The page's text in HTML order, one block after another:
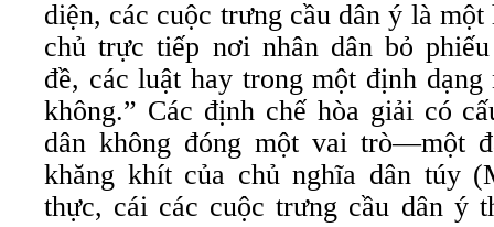
diện, các cuộc trưng cầu dân ý là
chủ trực tiếp nơi nhân dân bỏ
đề, các luật hay trong một định
không.” Các định chế hòa giải có
dân không đóng một vai trò—một
khăng khít của chủ nghĩa dân túy
thực, cái các cuộc trưng cầu dân ý